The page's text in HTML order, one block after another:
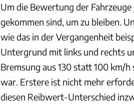
Um die Bewertung der
gekommen sind, um zu bleiben.
wie das in der Vergangenheit
Untergrund mit links und rechts
Bremsung aus 130 statt 100 km/
war. Erstere ist nicht mehr
diesen Reibwert-Unterschied